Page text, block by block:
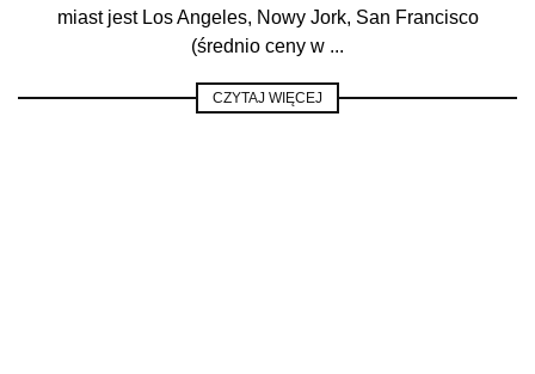
miast jest Los Angeles, Nowy Jork, San Francisco
(średnio ceny w ...
CZYTAJ WIĘCEJ